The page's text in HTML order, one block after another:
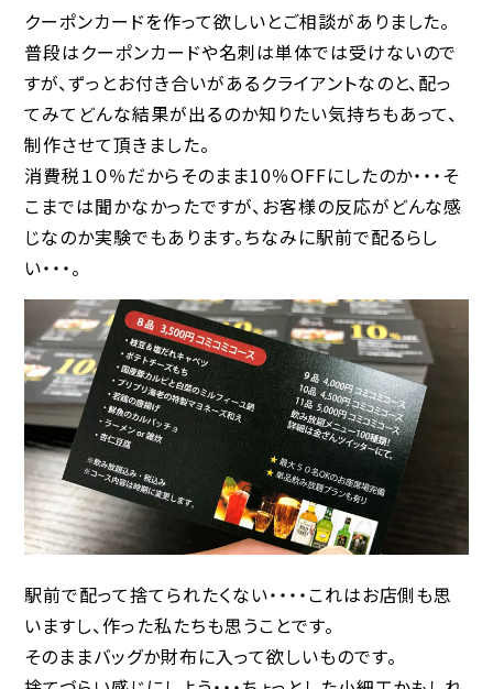
クーポンカードを作って欲しいとご相談がありました。
普段はクーポンカードや名刺は単体では受けないので
すが、ずっとお付き合いがあるクライアントなのと、配っ
てみてどんな結果が出るのか知りたい気持ちもあって、
制作させて頂きました。
消費税１０％だからそのまま10％OFFにしたのか・・・そ
こまでは聞かなかったですが、お客様の反応がどんな感
じなのか実験でもあります。ちなみに駅前で配るらし
い・・・。
駅前で配って捨てられたくない・・・・これはお店側も思
いますし、作った私たちも思うことです。
そのままバッグか財布に入って欲しいものです。